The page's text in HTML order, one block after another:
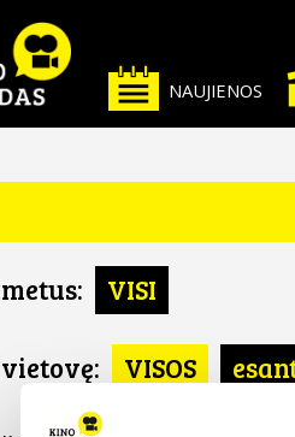
NAUJIENOS
VISI
VISOS